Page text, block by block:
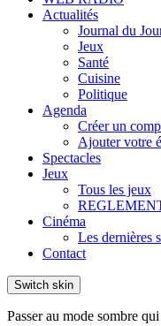
Actualités
Journal du
Jeux
Santé
Cuisine
Politique
Agenda
Créer un
Ajouter votre
Spectacles
Jeux
Tous les jeux
Cinéma
Les dernières
Contact
Switch skin
Passer au mode sombre